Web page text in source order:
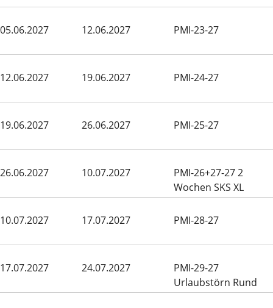
PMI-23-27
05.06.2027 12.06.2027
PMI-24-27
12.06.2027 19.06.2027
PMI-25-27
19.06.2027 26.06.2027
PMI-26+27-27 2
Wochen SKS XL
Mallorca Rund
26.06.2027 10.07.2027
PMI-28-27
10.07.2027 17.07.2027
PMI-29-27
Urlaubstörn Rund
Menorca
17.07.2027 24.07.2027